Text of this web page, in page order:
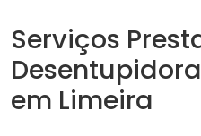
Serviços
em Limeira